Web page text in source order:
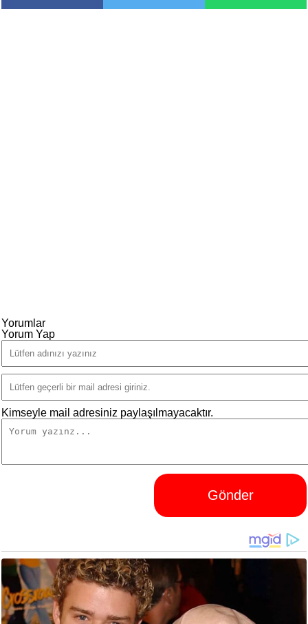
Yorumlar
Yorum Yap
Kimseyle mail adresiniz paylaşılmayacaktır.
Gönder